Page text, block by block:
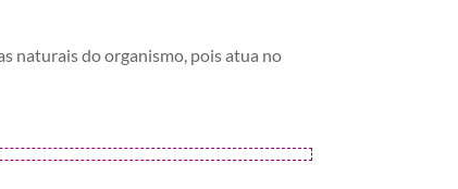
naturais do organismo, pois atua no